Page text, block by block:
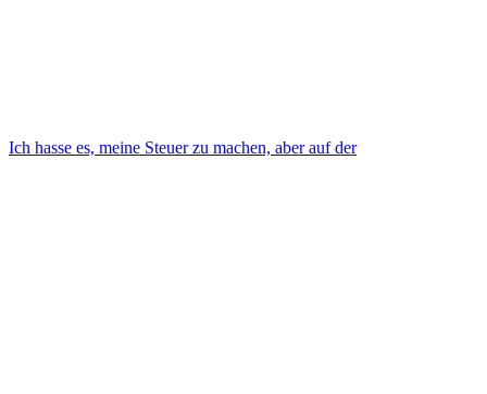
Ich hasse es, meine Steuer zu machen, aber auf der